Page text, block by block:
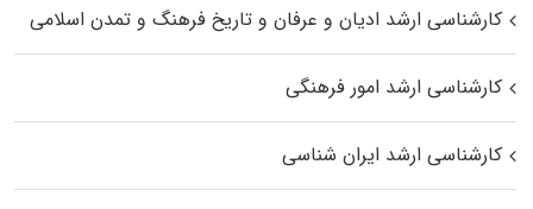
کارشناسی ارشد ادیان و عرفان و تاریخ فرهنگ و تمدن اسلامی
کارشناسی ارشد امور فرهنگی
کارشناسی ارشد ایران شناسی